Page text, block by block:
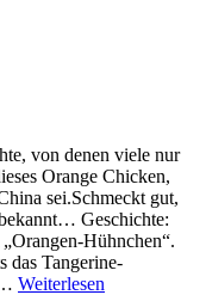
von denen viele nur
Orange Chicken,
sei.Schmeckt gut,
Geschichte:
Hühnchen“.
das Tangerine-
Weiterlesen